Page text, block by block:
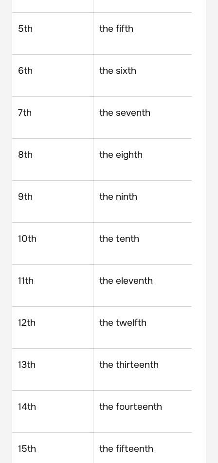
5th the fifth
6th the sixth
7th the seventh
8th the eighth
9th the ninth
10th the tenth
11th the eleventh
12th the twelfth
13th the thirteenth
14th the fourteenth
15th the fifteenth